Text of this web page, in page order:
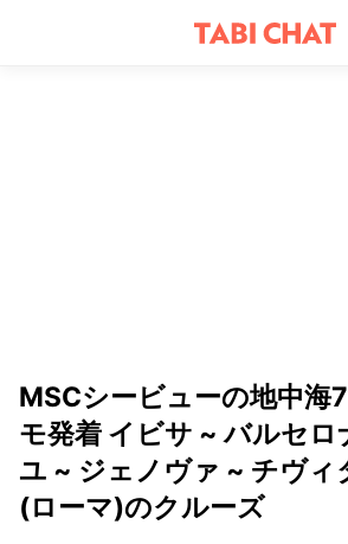
MSCシービューの地中海
モ発着 イビサ ~ バルセロ
ユ ~ ジェノヴァ ~ チヴィ
(ローマ)のクルーズ